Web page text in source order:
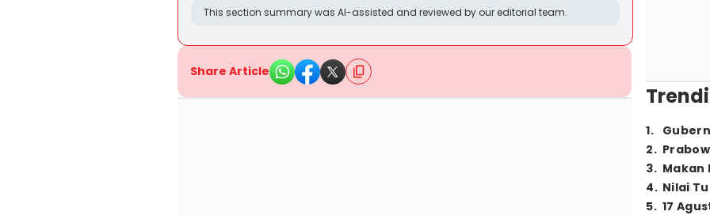
This section summary was AI-assisted and reviewed by our editorial team.
Share Article
1.
2.
3. Makan
4. Nilai
5. 17